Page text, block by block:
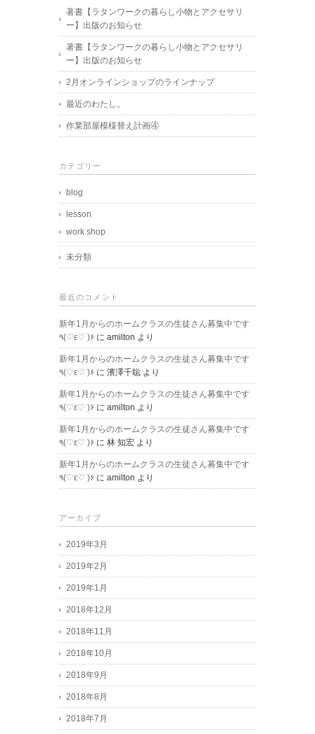
著書【ラタンワークの暮らし小物とアクセサリ
ー】出版のお知らせ
著書【ラタンワークの暮らし小物とアクセサリ
ー】出版のお知らせ
2月オンラインショップのラインナップ
最近のわたし。
作業部屋模様替え計画④
カテゴリー
blog
lesson
work shop
未分類
最近のコメント
新年1月からのホームクラスの生徒さん募集中です
٩(♡ε♡ )۶ に amilton より
新年1月からのホームクラスの生徒さん募集中です
٩(♡ε♡ )۶ に 濱澤千聡 より
新年1月からのホームクラスの生徒さん募集中です
٩(♡ε♡ )۶ に amilton より
新年1月からのホームクラスの生徒さん募集中です
٩(♡ε♡ )۶ に 林 知宏 より
新年1月からのホームクラスの生徒さん募集中です
٩(♡ε♡ )۶ に amilton より
アーカイブ
2019年3月
2019年2月
2019年1月
2018年12月
2018年11月
2018年10月
2018年9月
2018年8月
2018年7月